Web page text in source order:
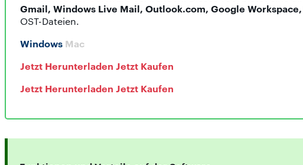
Gmail, Windows Live Mail, Outlook.com, Google
OST-Dateien.
Windows Mac
Jetzt Herunterladen Jetzt Kaufen
Jetzt Herunterladen Jetzt Kaufen